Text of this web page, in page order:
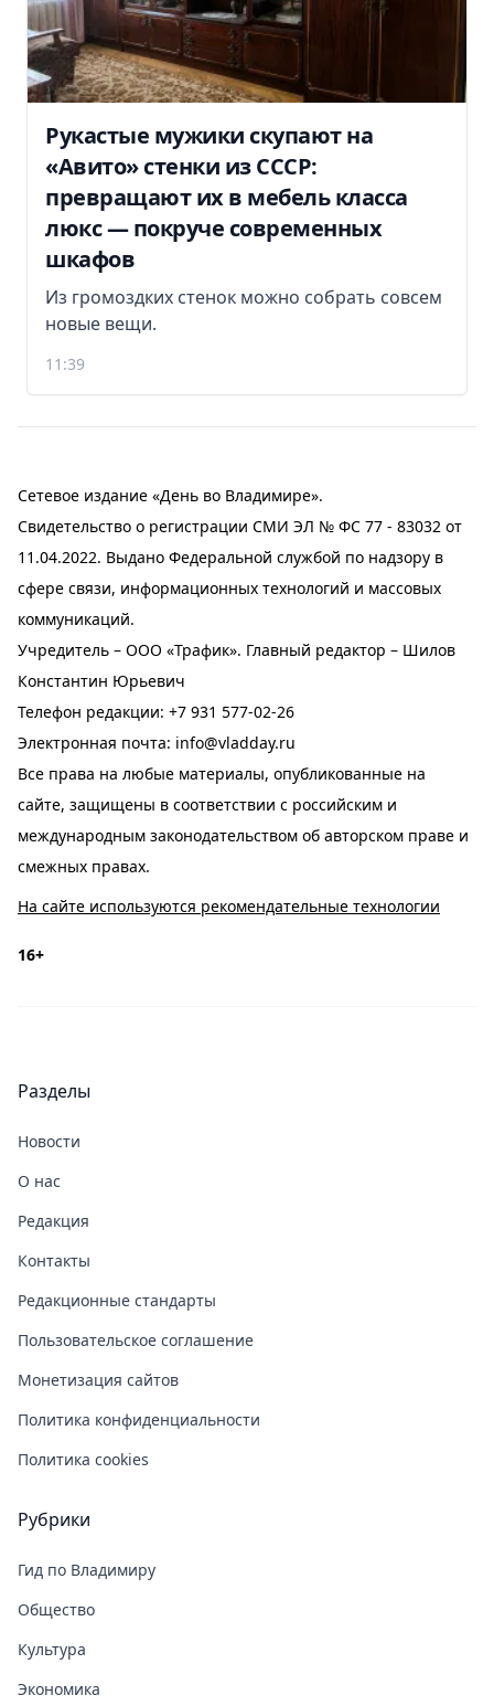
Рукастые мужики скупают на
«Авито» стенки из СССР:
превращают их в мебель класса
люкс — покруче современных
шкафов
Из громоздких стенок можно собрать совсем
новые вещи.
11:39
Сетевое издание «День во Владимире».
Свидетельство о регистрации СМИ ЭЛ № ФС 77 - 83032 от
11.04.2022. Выдано Федеральной службой по надзору в
сфере связи, информационных технологий и массовых
коммуникаций.
Учредитель – ООО «Трафик». Главный редактор – Шилов
Константин Юрьевич
Телефон редакции: +7 931 577-02-26
Электронная почта: info@vladday.ru
Все права на любые материалы, опубликованные на
сайте, защищены в соответствии с российским и
международным законодательством об авторском праве и
смежных правах.
На сайте используются рекомендательные технологии
16+
Разделы
Новости
О нас
Редакция
Контакты
Редакционные стандарты
Пользовательское соглашение
Монетизация сайтов
Политика конфиденциальности
Политика cookies
Рубрики
Гид по Владимиру
Общество
Культура
Экономика